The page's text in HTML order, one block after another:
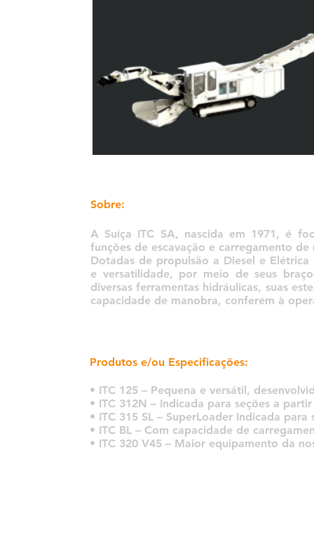
Sobre:
A Suíça ITC SA, nascida em 1971, é
funções de escavação e carregamento
Dotadas de propulsão a Diesel e
e versatilidade, por meio de seus
diversas ferramentas hidráulicas, suas
capacidade de manobra, conferem à
Produtos e/ou Especificações:
• ITC 125 – Pequena e versátil,
• ITC 312N – Indicada para seções a
• ITC 315 SL – SuperLoader Indicada
• ITC BL – Com capacidade de
• ITC 320 V45 – Maior equipamento da